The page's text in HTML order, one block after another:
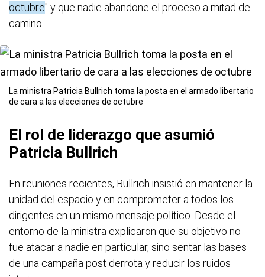
octubre" y que nadie abandone el proceso a mitad de
camino.
La ministra Patricia Bullrich toma la posta en el armado libertario
de cara a las elecciones de octubre
El rol de liderazgo que asumió
Patricia Bullrich
En reuniones recientes, Bullrich insistió en mantener la
unidad del espacio y en comprometer a todos los
dirigentes en un mismo mensaje político. Desde el
entorno de la ministra explicaron que su objetivo no
fue atacar a nadie en particular, sino sentar las bases
de una campaña post derrota y reducir los ruidos